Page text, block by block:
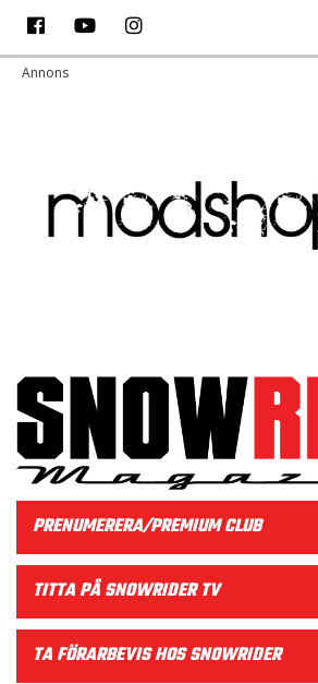
PRENUMERERA/PREMIUM CLUB
TITTA PÅ SNOWRIDER TV
TA FÖRARBEVIS HOS SNOWRIDER